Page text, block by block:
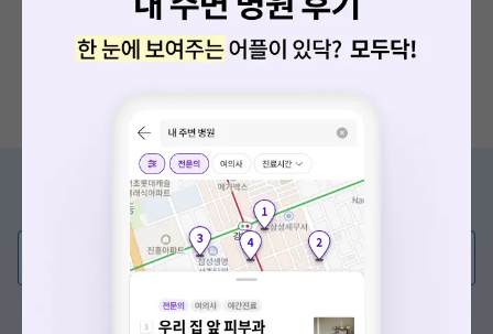
증상/치료, 궁금한 점이 있나요?
의사가 직접 답해드려요!
💬 무엇이든 물어보세요
혹은, 의료상담 서비스에 다양한 게시글 보러가기